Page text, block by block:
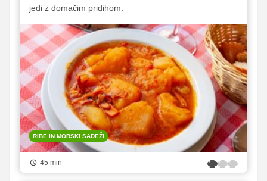
jedi z domačim pridihom.
RIBE IN MORSKI SADEŽI
45 min